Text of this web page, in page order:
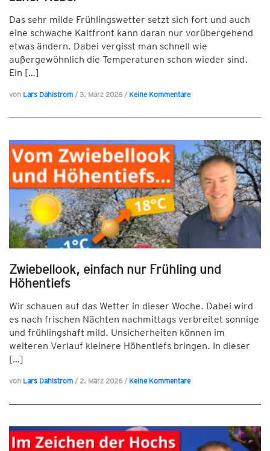
Das sehr milde Frühlingswetter setzt sich fort und auch
eine schwache Kaltfront kann daran nur vorübergehend
etwas ändern. Dabei vergisst man schnell wie
außergewöhnlich die Temperaturen schon wieder sind.
Ein […]
von Lars Dahlstrom / 3. März 2026/ Keine Kommentare
Zwiebellook, einfach nur Frühling und
Höhentiefs
Wir schauen auf das Wetter in dieser Woche. Dabei wird
es nach frischen Nächten nachmittags verbreitet sonnige
und frühlingshaft mild. Unsicherheiten können im
weiteren Verlauf kleinere Höhentiefs bringen. In dieser
[…]
von Lars Dahlstrom / 2. März 2026/ Keine Kommentare